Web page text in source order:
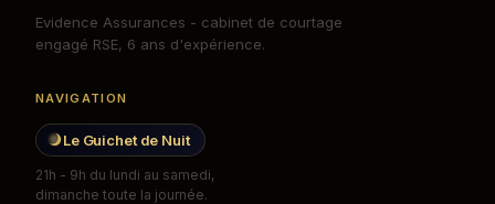
Evidence Assurances - cabinet de courtage
engagé RSE, 6 ans d'expérience.
NAVIGATION
Le Guichet de Nuit
21h - 9h du lundi au samedi,
dimanche toute la journée.